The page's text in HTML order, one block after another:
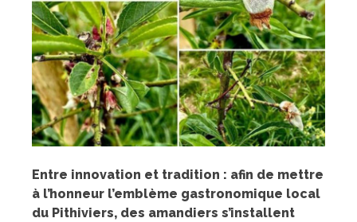
Entre innovation et tradition : afin de mettre
à l’honneur l’emblème gastronomique local
du Pithiviers, des amandiers s’installent